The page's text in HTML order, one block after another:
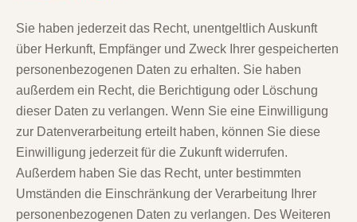
Sie haben jederzeit das Recht, unentgeltlich Auskunft
über Herkunft, Empfänger und Zweck Ihrer gespeicherten
personenbezogenen Daten zu erhalten. Sie haben
außerdem ein Recht, die Berichtigung oder Löschung
dieser Daten zu verlangen. Wenn Sie eine Einwilligung
zur Datenverarbeitung erteilt haben, können Sie diese
Einwilligung jederzeit für die Zukunft widerrufen.
Außerdem haben Sie das Recht, unter bestimmten
Umständen die Einschränkung der Verarbeitung Ihrer
personenbezogenen Daten zu verlangen. Des Weiteren